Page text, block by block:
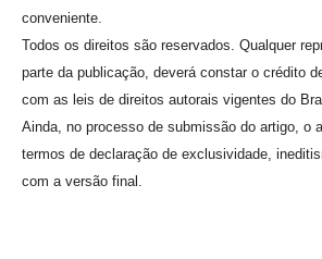
conveniente.
Todos os direitos são reservados. Qualquer
parte da publicação, deverá constar o crédito
com as leis de direitos autorais vigentes do
Ainda, no processo de submissão do artigo, o
termos de declaração de exclusividade,
com a versão final.